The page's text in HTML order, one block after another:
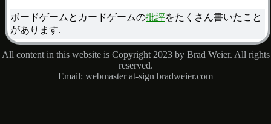
ボードゲームとカードゲームの批評をたくさん書いたこと
があります.
All content in this website is Copyright 2023 by Brad Weier. All rights
reserved.
Email: webmaster at-sign bradweier.com